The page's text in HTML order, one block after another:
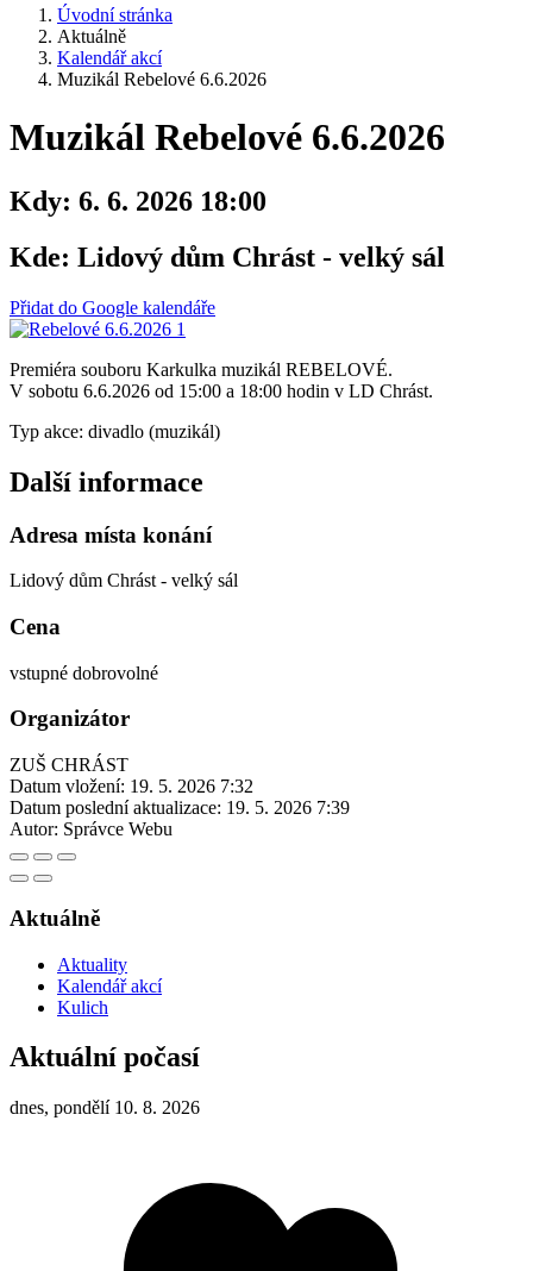
Úvodní stránka
Aktuálně
Kalendář akcí
Muzikál Rebelové 6.6.2026
Muzikál Rebelové 6.6.2026
Kdy: 6. 6. 2026 18:00
Kde: Lidový dům Chrást - velký sál
Přidat do Google kalendáře
Premiéra souboru Karkulka muzikál REBELOVÉ.
V sobotu 6.6.2026 od 15:00 a 18:00 hodin v LD Chrást.
Typ akce: divadlo (muzikál)
Další informace
Adresa místa konání
Lidový dům Chrást - velký sál
Cena
vstupné dobrovolné
Organizátor
ZUŠ CHRÁST
Datum vložení: 19. 5. 2026 7:32
Datum poslední aktualizace: 19. 5. 2026 7:39
Autor: Správce Webu
Aktuálně
Aktuality
Kalendář akcí
Kulich
Aktuální počasí
dnes, pondělí 10. 8. 2026